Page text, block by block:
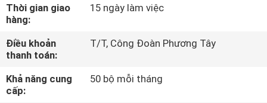
KIỂM
SOÁT
CHẤT
LƯỢNG
Thời gian giao
hàng:
15 ngày làm việc
Điều khoản
thanh toán:
T/T, Công Đoàn Phương Tây
Khả năng cung
cấp:
50 bộ mỗi tháng